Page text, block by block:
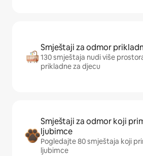
Smještaji za odmor
130 smještaja nudi više
prikladne za djecu
Smještaji za odmor koji
ljubimce
Pogledajte 80 smještaja koji
ljubimce